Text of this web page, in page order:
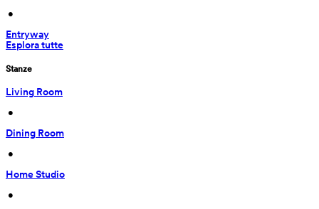
•
Entryway
Esplora tutte
Stanze
Living Room
•
Dining Room
•
Home Studio
•